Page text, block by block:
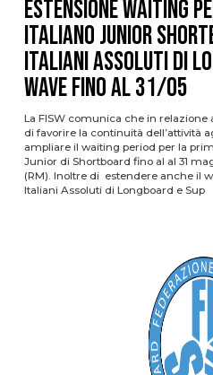
Estensione Waiting
Italiano Junior
Italiani Assoluti di
Wave fino al 31/05
La FISW comunica che in relazione
di favorire la continuità dell’attività
ampliare il waiting period per la
Junior di Shortboard fino al al 31
(RM). Inoltre di estendere anche il
Italiani Assoluti di Longboard e Sup